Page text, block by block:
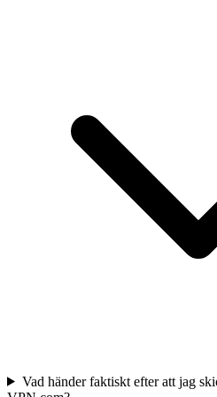
Vad händer faktiskt efter att jag